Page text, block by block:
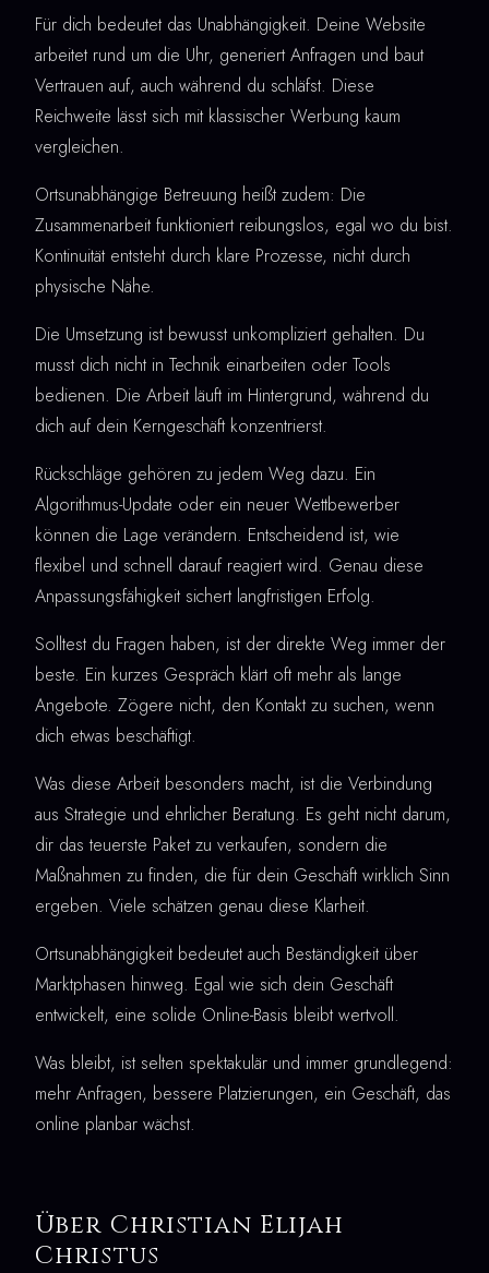
Für dich bedeutet das Unabhängigkeit. Deine Website
arbeitet rund um die Uhr, generiert Anfragen und baut
Vertrauen auf, auch während du schläfst. Diese
Reichweite lässt sich mit klassischer Werbung kaum
vergleichen.
Ortsunabhängige Betreuung heißt zudem: Die
Zusammenarbeit funktioniert reibungslos, egal wo du bist.
Kontinuität entsteht durch klare Prozesse, nicht durch
physische Nähe.
Die Umsetzung ist bewusst unkompliziert gehalten. Du
musst dich nicht in Technik einarbeiten oder Tools
bedienen. Die Arbeit läuft im Hintergrund, während du
dich auf dein Kerngeschäft konzentrierst.
Rückschläge gehören zu jedem Weg dazu. Ein
Algorithmus-Update oder ein neuer Wettbewerber
können die Lage verändern. Entscheidend ist, wie
flexibel und schnell darauf reagiert wird. Genau diese
Anpassungsfähigkeit sichert langfristigen Erfolg.
Solltest du Fragen haben, ist der direkte Weg immer der
beste. Ein kurzes Gespräch klärt oft mehr als lange
Angebote. Zögere nicht, den Kontakt zu suchen, wenn
dich etwas beschäftigt.
Was diese Arbeit besonders macht, ist die Verbindung
aus Strategie und ehrlicher Beratung. Es geht nicht darum,
dir das teuerste Paket zu verkaufen, sondern die
Maßnahmen zu finden, die für dein Geschäft wirklich Sinn
ergeben. Viele schätzen genau diese Klarheit.
Ortsunabhängigkeit bedeutet auch Beständigkeit über
Marktphasen hinweg. Egal wie sich dein Geschäft
entwickelt, eine solide Online-Basis bleibt wertvoll.
Was bleibt, ist selten spektakulär und immer grundlegend:
mehr Anfragen, bessere Platzierungen, ein Geschäft, das
online planbar wächst.
Über Christian Elijah
Christus